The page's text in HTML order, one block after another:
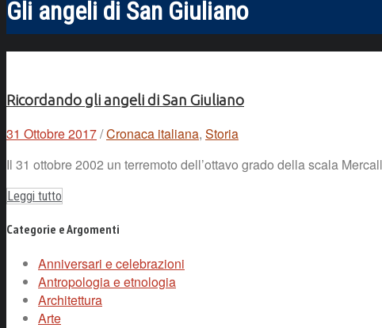
Gli angeli di San Giuliano
Ricordando gli angeli di San Giuliano
31 Ottobre 2017/Cronaca italiana, Storia
Il 31 ottobre 2002 un terremoto dell’ottavo grado della scala
Leggi tutto
Categorie e Argomenti
Anniversari e celebrazioni
Antropologia e etnologia
Architettura
Arte